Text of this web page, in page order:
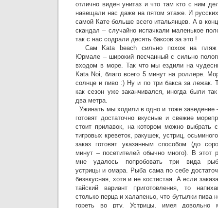
отлично виден унитаз и что там кто с ним
навещали нас даже на пятом этаже. И
самой Кате больше всего итальянцев. А в
скандал – случайно испачкали маленькое
так с нас содрали десять баксов за это !
Сам Kata beach сильно похож на
Юрмале – широкий песчанный с сильно
входом в море. Так что мы ездили на
Kata Noi, благо всего 5 минут на роллере.
солнце и пиво :) Ну и по три бакса за лежак.
как сезон уже заканчивался, иногда были
два метра.
Ужинать мы ходили в одно и тоже заведение
готовят достаточно вкусные и свежие
стоит прилавок, на котором можно выбрать
тигровых креветок, ракушек, устриц,
заказ готовят указанным способом (до
минут – посетителей обычно много). В этот
мне удалось попробовать три вида
устрицы и омара. Рыба сама по себе
безвкусная, хотя и не костистая. А если
тайский вариант приготовления, то
столько перца и халапеньо, что бутылки пива
гореть во рту. Устрицы, имея довольно